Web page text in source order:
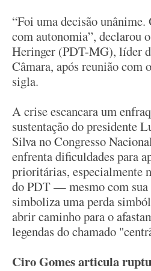
“Foi uma decisão
com autonomia”, declarou
Heringer (PDT-MG), líder
Câmara, após reunião com
sigla.
A crise escancara um
sustentação do presidente
Silva no Congresso
enfrenta dificuldades para
prioritárias, especialmente
do PDT — mesmo com
simboliza uma perda
abrir caminho para o
legendas do chamado
Ciro Gomes articula